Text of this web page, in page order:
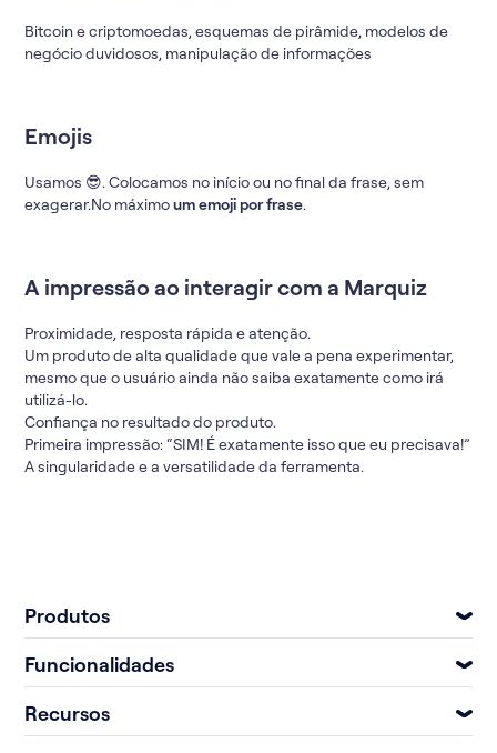
Bitcoin e criptomoedas, esquemas de pirâmide, modelos de
negócio duvidosos, manipulação de informações
Emojis
Usamos 😎. Colocamos no início ou no final da frase, sem
exagerar.No máximoum emoji por frase.
A impressão ao interagir com a Marquiz
Proximidade, resposta rápida e atenção.
Um produto de alta qualidade que vale a pena experimentar,
mesmo que o usuário ainda não saiba exatamente como irá
utilizá-lo.
Confiança no resultado do produto.
Primeira impressão: “SIM! É exatamente isso que eu precisava!”
A singularidade e a versatilidade da ferramenta.
Produtos
Funcionalidades
Recursos